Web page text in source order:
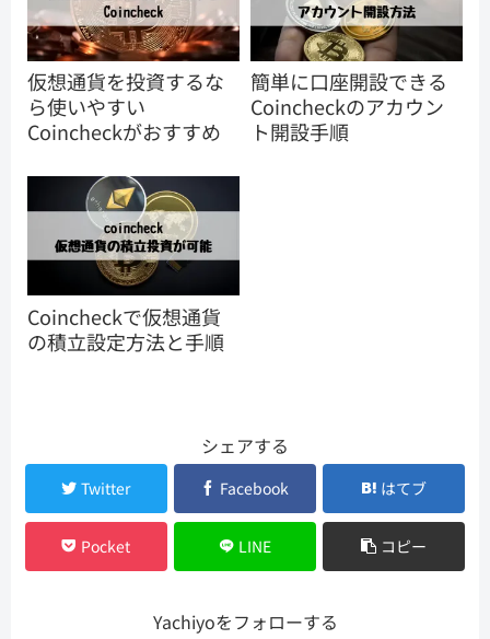
仮想通貨を投資するな
ら使いやすい
Coincheckがおすすめ
簡単に口座開設できる
Coincheckのアカウン
ト開設手順
Coincheckで仮想通貨
の積立設定方法と手順
シェアする
Twitter Facebook はてブ
Pocket LINE コピー
Yachiyoをフォローする